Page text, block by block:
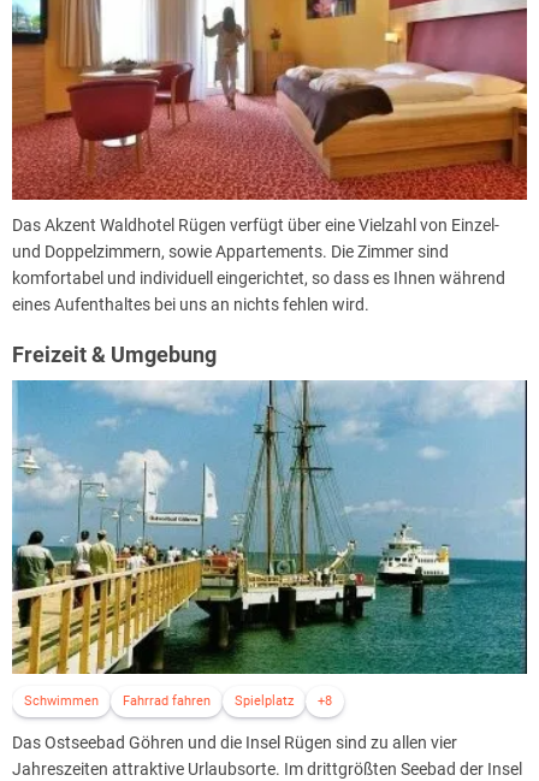
Nehmen Sie Platz in unserem neuen Wintergarten "Panoramablick" -
der Name hält was er verspricht. Sie schauen von hier aus aufs Meer
und können phantastische Sonnenuntergänge erleben.
Das Akzent Waldhotel Rügen verfügt über eine Vielzahl von Einzel-
und Doppelzimmern, sowie Appartements. Die Zimmer sind
komfortabel und individuell eingerichtet, so dass es Ihnen während
eines Aufenthaltes bei uns an nichts fehlen wird.
Freizeit & Umgebung
Schwimmen Fahrrad fahren Spielplatz +8
Das Ostseebad Göhren und die Insel Rügen sind zu allen vier
Jahreszeiten attraktive Urlaubsorte. Im drittgrößten Seebad der Insel